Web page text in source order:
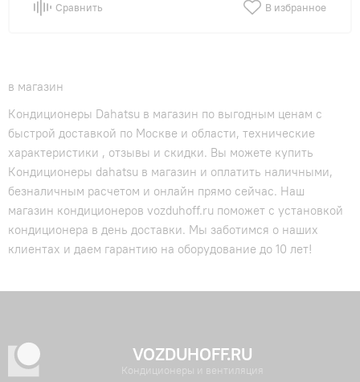
Сравнить В избранное
в магазин
Кондиционеры Dahatsu в магазин по выгодным ценам с
быстрой доставкой по Москве и области, технические
характеристики , отзывы и скидки. Вы можете купить
Кондиционеры dahatsu в магазин и оплатить наличными,
безналичным расчетом и онлайн прямо сейчас. Наш
магазин кондиционеров vozduhoff.ru поможет с установкой
кондиционера в день доставки. Мы заботимся о наших
клиентах и даем гарантию на оборудование до 10 лет!
VOZDUHOFF.RU
Кондиционеры и вентиляция